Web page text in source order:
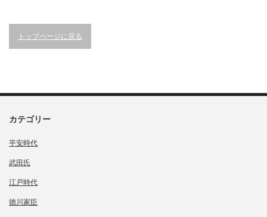
トップページに戻る
カテゴリー
平安時代
武田氏
江戸時代
徳川家臣